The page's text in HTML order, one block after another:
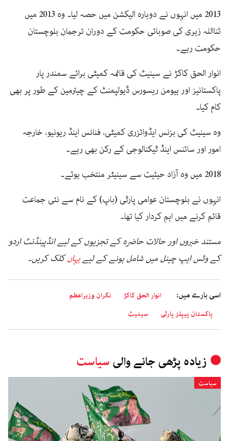
2013 میں انہوں نے دوبارہ الیکشن میں حصہ لیا۔ وہ 2013 میں
ثنااللہ زہری کی صوبائی حکومت کے دوران ترجمان بلوچستان
حکومت رہے۔
انوار الحق کاکڑ نے سینیٹ کی قائمہ کمیٹی برائے سمندر پار
پاکستانیز اور ہیومن ریسورس ڈیولپمنٹ کے چیئرمین کے طور پر بھی
کام کیا۔
وہ سینیٹ کی بزنس ایڈوائزری کمیٹی، فنانس اینڈ ریونیو، خارجہ
امور اور سائنس اینڈ ٹیکنالوجی کے رکن بھی رہے۔
2018 میں وہ آزاد حیثیت سے سینیٹر منتخب ہوئے۔
انہوں نے بلوچستان عوامی پارٹی (باپ) کے نام سے نئی جماعت
قائم کرنے میں اہم کردار کیا تھا۔
مستند خبروں اور حالات حاضرہ کے تجزیوں کے لیے انڈپینڈنٹ اردو
کے وٹس ایپ چینل میں شامل ہونے کے لیےیہاںکلک کریں۔
اسی بارے میں: انوار الحق کاکڑ
نگران وزیراعظم
پاکستان پیپلز پارٹی
سینیٹ
زیادہ پڑھی جانے والی سیاست
سیاست